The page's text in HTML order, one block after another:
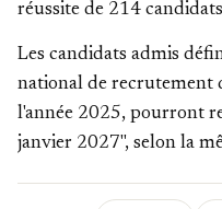
réussite de 214
Les candidats admis
national de recrutement
l'année 2025, pourront
janvier 2027", selon la